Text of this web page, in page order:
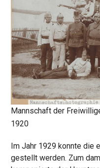
Mannschaft der
1920
Im Jahr 1929 konnte die
gestellt werden. Zum